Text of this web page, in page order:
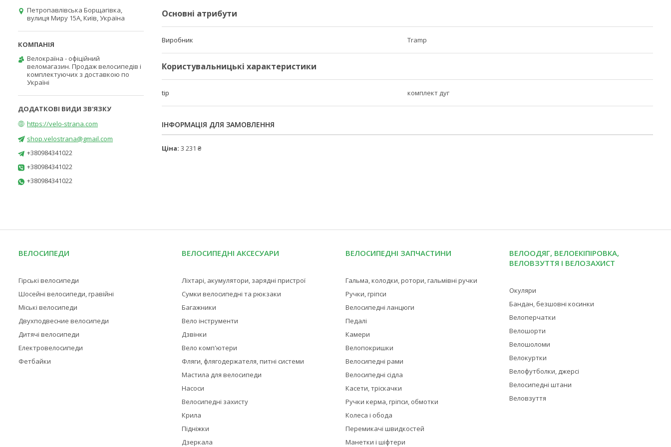
Основні атрибути
Виробник Tramp
Користувальницькі характеристики
tip комплект дуг
ІНФОРМАЦІЯ ДЛЯ ЗАМОВЛЕННЯ
Ціна: 3 231 ₴
Петропавлівська Борщагівка,
вулиця Миру 15А, Київ, Україна
Велокраїна - офіційний
веломагазин. Продаж велосипедів і
комплектуючих з доставкою по
Україні
https://velo-strana.com
shop.velostrana@gmail.com
+380984341022
+380984341022
+380984341022
ВЕЛОСИПЕДИ
Гірські велосипеди
Шосейні велосипеди, гравійні
Міські велосипеди
Двухподвесние велосипеди
Дитячі велосипеди
Електровелосипеди
Фетбайки
ВЕЛОСИПЕДНІ АКСЕСУАРИ
Ліхтарі, акумулятори, зарядні пристрої
Сумки велосипедні та рюкзаки
Багажники
Вело інструменти
Дзвінки
Вело комп'ютери
Фляги, флягодержателя, питні системи
Мастила для велосипеди
Насоси
Велосипедні захисту
Крила
Підніжки
Дзеркала
ВЕЛОСИПЕДНІ ЗАПЧАСТИНИ
Гальма, колодки, ротори, гальмівні ручки
Ручки, гріпси
Велосипедні ланцюги
Педалі
Камери
Велопокришки
Велосипедні рами
Велосипедні сідла
Касети, тріскачки
Ручки керма, гріпси, обмотки
Колеса і обода
Перемикачі швидкостей
Манетки і шіфтери
ВЕЛООДЯГ, ВЕЛОЕКІПІРОВКА,
ВЕЛОВЗУТТЯ І ВЕЛОЗАХИСТ
Окуляри
Бандан, безшовні косинки
Велоперчатки
Велошорти
Велошоломи
Велокуртки
Велофутболки, джерсі
Велосипедні штани
Веловзуття